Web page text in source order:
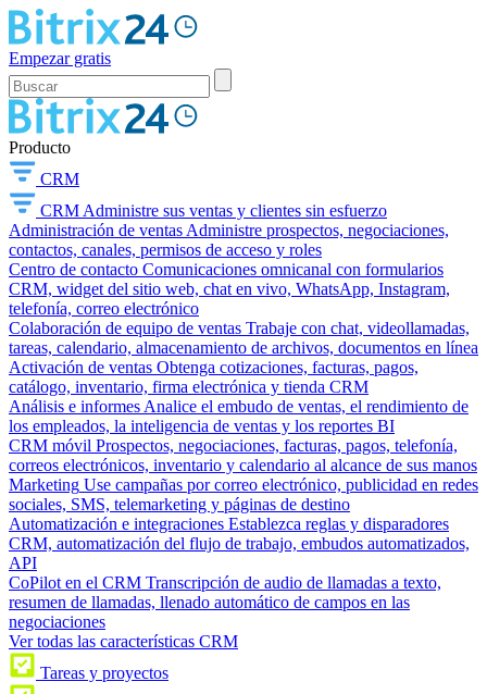
Empezar gratis
Producto
CRM
CRM Administre sus ventas y clientes sin esfuerzo
Administración de ventas Administre prospectos, negociaciones,
contactos, canales, permisos de acceso y roles
Centro de contacto Comunicaciones omnicanal con formularios
CRM, widget del sitio web, chat en vivo, WhatsApp, Instagram,
telefonía, correo electrónico
Colaboración de equipo de ventas Trabaje con chat, videollamadas,
tareas, calendario, almacenamiento de archivos, documentos en línea
Activación de ventas Obtenga cotizaciones, facturas, pagos,
catálogo, inventario, firma electrónica y tienda CRM
Análisis e informes Analice el embudo de ventas, el rendimiento de
los empleados, la inteligencia de ventas y los reportes BI
CRM móvil Prospectos, negociaciones, facturas, pagos, telefonía,
correos electrónicos, inventario y calendario al alcance de sus manos
Marketing Use campañas por correo electrónico, publicidad en redes
sociales, SMS, telemarketing y páginas de destino
Automatización e integraciones Establezca reglas y disparadores
CRM, automatización del flujo de trabajo, embudos automatizados,
API
CoPilot en el CRM Transcripción de audio de llamadas a texto,
resumen de llamadas, llenado automático de campos en las
negociaciones
Ver todas las características CRM
Tareas y proyectos